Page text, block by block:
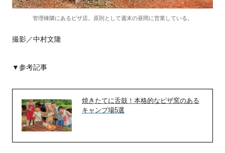
管理棟隣にあるピザ店。原則として週末の昼間に営業している。
撮影／中村文隆
▼参考記事
焼きたてに舌鼓！本格的なピザ窯のある
キャンプ場5選